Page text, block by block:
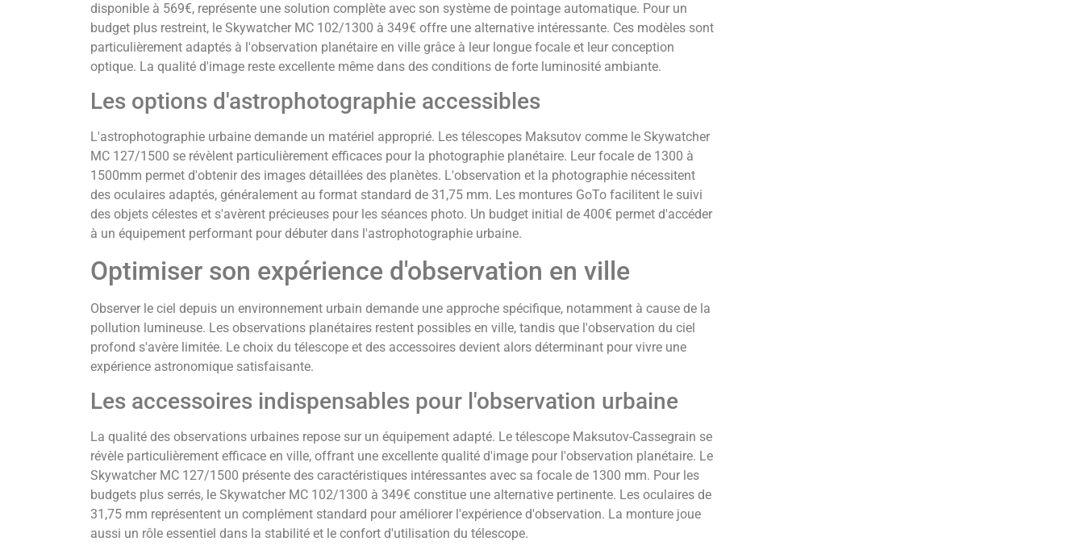
disponible à 569€, représente une solution complète avec son système de pointage automatique. Pour un
budget plus restreint, le Skywatcher MC 102/1300 à 349€ offre une alternative intéressante. Ces modèles sont
particulièrement adaptés à l'observation planétaire en ville grâce à leur longue focale et leur conception
optique. La qualité d'image reste excellente même dans des conditions de forte luminosité ambiante.
Les options d'astrophotographie accessibles
L'astrophotographie urbaine demande un matériel approprié. Les télescopes Maksutov comme le Skywatcher
MC 127/1500 se révèlent particulièrement efficaces pour la photographie planétaire. Leur focale de 1300 à
1500mm permet d'obtenir des images détaillées des planètes. L'observation et la photographie nécessitent
des oculaires adaptés, généralement au format standard de 31,75 mm. Les montures GoTo facilitent le suivi
des objets célestes et s'avèrent précieuses pour les séances photo. Un budget initial de 400€ permet d'accéder
à un équipement performant pour débuter dans l'astrophotographie urbaine.
Optimiser son expérience d'observation en ville
Observer le ciel depuis un environnement urbain demande une approche spécifique, notamment à cause de la
pollution lumineuse. Les observations planétaires restent possibles en ville, tandis que l'observation du ciel
profond s'avère limitée. Le choix du télescope et des accessoires devient alors déterminant pour vivre une
expérience astronomique satisfaisante.
Les accessoires indispensables pour l'observation urbaine
La qualité des observations urbaines repose sur un équipement adapté. Le télescope Maksutov-Cassegrain se
révèle particulièrement efficace en ville, offrant une excellente qualité d'image pour l'observation planétaire. Le
Skywatcher MC 127/1500 présente des caractéristiques intéressantes avec sa focale de 1300 mm. Pour les
budgets plus serrés, le Skywatcher MC 102/1300 à 349€ constitue une alternative pertinente. Les oculaires de
31,75 mm représentent un complément standard pour améliorer l'expérience d'observation. La monture joue
aussi un rôle essentiel dans la stabilité et le confort d'utilisation du télescope.